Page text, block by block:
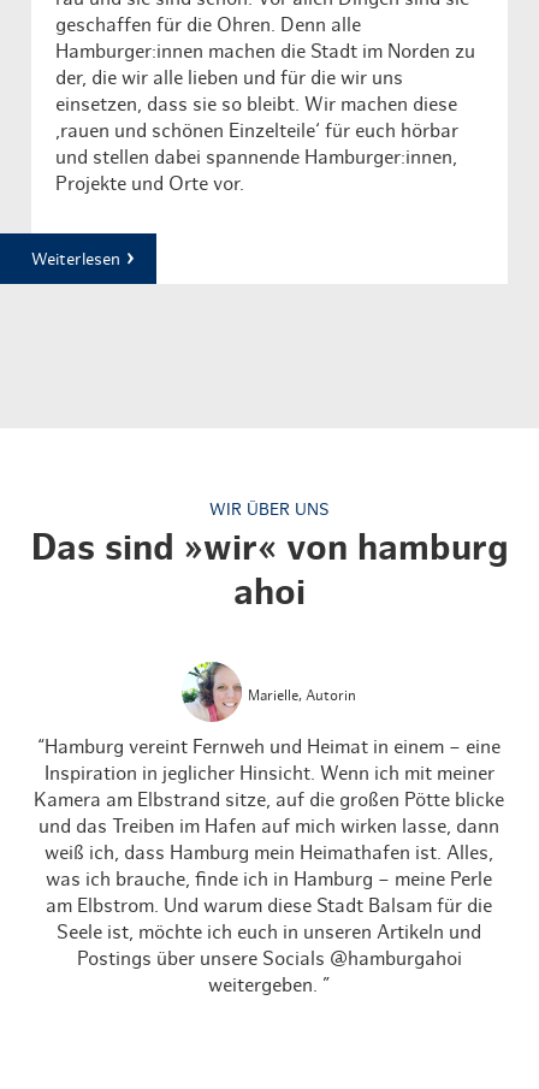
geschaffen für die Ohren. Denn alle
Hamburger:innen machen die Stadt im Norden zu
der, die wir alle lieben und für die wir uns
einsetzen, dass sie so bleibt. Wir machen diese
‚rauen und schönen Einzelteile‘ für euch hörbar
und stellen dabei spannende Hamburger:innen,
Projekte und Orte vor.
Weiterlesen
WIR ÜBER UNS
Das sind »wir« von hamburg
ahoi
Marielle, Autorin
“Hamburg vereint Fernweh und Heimat in einem – eine
Inspiration in jeglicher Hinsicht. Wenn ich mit meiner
Kamera am Elbstrand sitze, auf die großen Pötte blicke
und das Treiben im Hafen auf mich wirken lasse, dann
weiß ich, dass Hamburg mein Heimathafen ist. Alles,
was ich brauche, finde ich in Hamburg – meine Perle
am Elbstrom. Und warum diese Stadt Balsam für die
Seele ist, möchte ich euch in unseren Artikeln und
Postings über unsere Socials @hamburgahoi
weitergeben. ”